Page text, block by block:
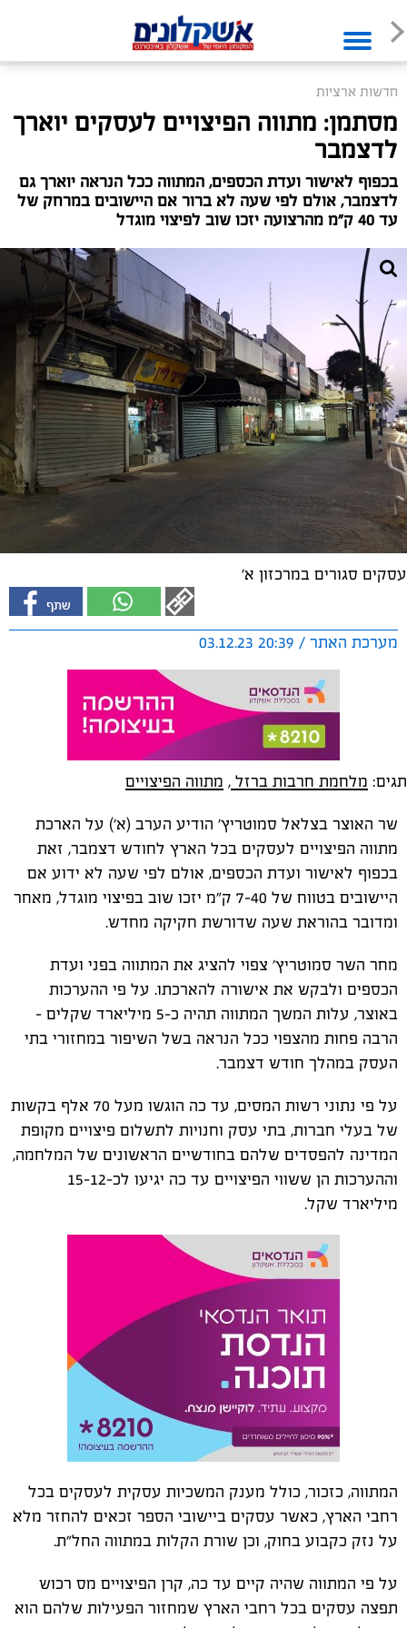
חדשות ארציות
מסתמן: מתווה הפיצויים לעסקים יוארך
לדצמבר
בכפוף לאישור ועדת הכספים, המתווה ככל הנראה יוארך גם
לדצמבר, אולם לפי שעה לא ברור אם היישובים במרחק של
עד 40 ק"מ מהרצועה יזכו שוב לפיצוי מוגדל
עסקים סגורים במרכזון א'
מערכת האתר / 20:39 03.12.23
תגים: מלחמת חרבות ברזל , מתווה הפיצויים
שר האוצר בצלאל סמוטריץ' הודיע הערב (א') על הארכת
מתווה הפיצויים לעסקים בכל הארץ לחודש דצמבר, זאת
בכפוף לאישור ועדת הכספים, אולם לפי שעה לא ידוע אם
היישובים בטווח של 7-40 ק"מ יזכו שוב בפיצוי מוגדל, מאחר
ומדובר בהוראת שעה שדורשת חקיקה מחדש.
מחר השר סמוטריץ' צפוי להציג את המתווה בפני ועדת
הכספים ולבקש את אישורה להארכתו. על פי ההערכות
באוצר, עלות המשך המתווה תהיה כ-5 מיליארד שקלים –
הרבה פחות מהצפוי ככל הנראה בשל השיפור במחזורי בתי
העסק במהלך חודש דצמבר.
על פי נתוני רשות המסים, עד כה הוגשו מעל 70 אלף בקשות
של בעלי חברות, בתי עסק וחנויות לתשלום פיצויים מקופת
המדינה להפסדים שלהם בחודשיים הראשונים של המלחמה,
וההערכות הן ששווי הפיצויים עד כה יגיעו לכ-15-12
מיליארד שקל.
המתווה, כזכור, כולל מענק המשכיות עסקית לעסקים בכל
רחבי הארץ, כאשר עסקים ביישובי הספר זכאים להחזר מלא
על נזק כקבוע בחוק, וכן שורת הקלות במתווה החל"ת.
על פי המתווה שהיה קיים עד כה, קרן הפיצויים מס רכוש
תפצה עסקים בכל רחבי הארץ שמחזור הפעילות שלהם הוא